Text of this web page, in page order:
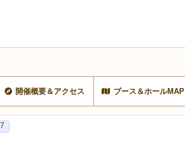
開催概要＆アクセス ブース＆ホールMAP